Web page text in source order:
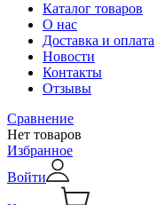
Каталог товаров
О нас
Доставка и оплата
Новости
Контакты
Отзывы
Сравнение
Нет товаров
Избранное
Войти